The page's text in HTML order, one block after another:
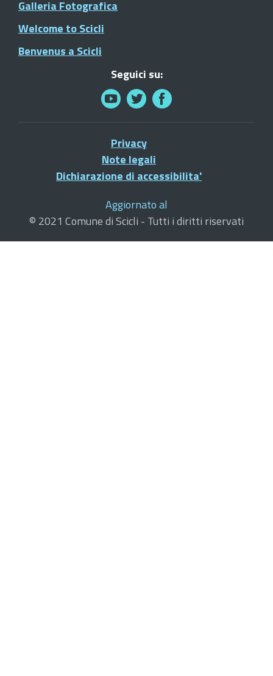
Galleria Fotografica
Welcome to Scicli
Benvenus a Scicli
Seguici su:
Privacy
Note legali
Dichiarazione di accessibilita'
Aggiornato al
© 2021 Comune di Scicli - Tutti i diritti riservati